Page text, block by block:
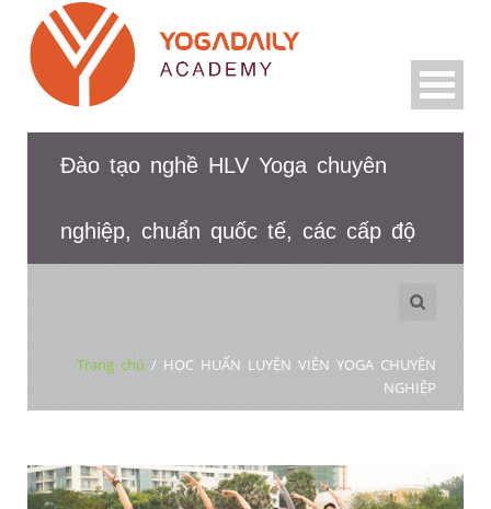
Đào tạo nghề HLV Yoga chuyên
nghiệp, chuẩn quốc tế, các cấp độ
Trang chủ / HỌC HUẤN LUYỆN VIÊN YOGA CHUYÊN
NGHIỆP